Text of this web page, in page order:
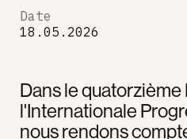
Dans le
l'Internationale
nous rendons
Date
18.05.2026